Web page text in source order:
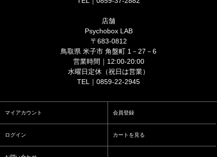
店舗
Psychobox LAB
〒683-0812
鳥取県 米子市 角盤町 1－27－6
営業時間｜12:00-20:00
水曜日定休（祝日は営業）
TEL｜0859-22-2945
マイアカウント 会員登録
ログイン カートを見る